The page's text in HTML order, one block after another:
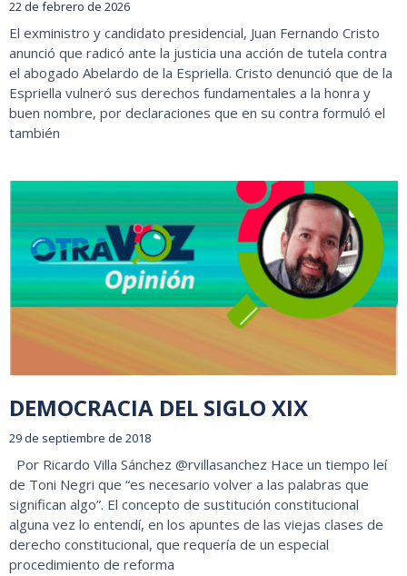
22 de febrero de 2026
El exministro y candidato presidencial, Juan Fernando Cristo
anunció que radicó ante la justicia una acción de tutela contra
el abogado Abelardo de la Espriella. Cristo denunció que de la
Espriella vulneró sus derechos fundamentales a la honra y
buen nombre, por declaraciones que en su contra formuló el
también
DEMOCRACIA DEL SIGLO XIX
29 de septiembre de 2018
Por Ricardo Villa Sánchez @rvillasanchez Hace un tiempo leí
de Toni Negri que “es necesario volver a las palabras que
significan algo”. El concepto de sustitución constitucional
alguna vez lo entendí, en los apuntes de las viejas clases de
derecho constitucional, que requería de un especial
procedimiento de reforma